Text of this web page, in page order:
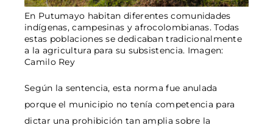
En Putumayo habitan diferentes comunidades
indígenas, campesinas y afrocolombianas. Todas
estas poblaciones se dedicaban tradicionalmente
a la agricultura para su subsistencia. Imagen:
Camilo Rey
Según la sentencia, esta norma fue anulada
porque el municipio no tenía competencia para
dictar una prohibición tan amplia sobre la